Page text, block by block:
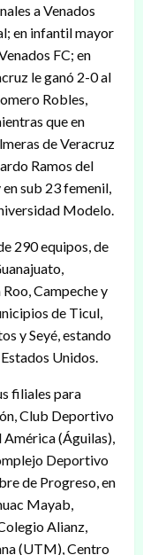
a Venados
en infantil mayor
FC; en
le ganó 2-0 al
Robles,
que en
de Veracruz
Ramos del
sub 23 femenil,
Modelo.
290 equipos, de
Campeche y
de Ticul,
y Seyé, estando
Unidos.
filiales para
Club Deportivo
América (Águilas),
Deportivo
de Progreso, en
Mayab,
Alianz,
(UTM), Centro